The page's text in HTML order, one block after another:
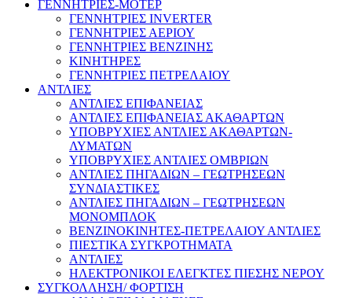
ΓΕΝΝΗΤΡΙΕΣ-ΜΟΤΕΡ
ΓΕΝΝΗΤΡΙΕΣ INVERTER
ΓΕΝΝΗΤΡΙΕΣ ΑΕΡΙΟΥ
ΓΕΝΝΗΤΡΙΕΣ ΒΕΝΖΙΝΗΣ
ΚΙΝΗΤΗΡΕΣ
ΓΕΝΝΗΤΡΙΕΣ ΠΕΤΡΕΛΑΙΟΥ
ΑΝΤΛΙΕΣ
ΑΝΤΛΙΕΣ ΕΠΙΦΑΝΕΙΑΣ
ΑΝΤΛΙΕΣ ΕΠΙΦΑΝΕΙΑΣ ΑΚΑΘΑΡΤΩΝ
ΥΠΟΒΡΥΧΙΕΣ ΑΝΤΛΙΕΣ ΑΚΑΘΑΡΤΩΝ-
ΛΥΜΑΤΩΝ
ΥΠΟΒΡΥΧΙΕΣ ΑΝΤΛΙΕΣ ΟΜΒΡΙΩΝ
ΑΝΤΛΙΕΣ ΠΗΓΑΔΙΩΝ – ΓΕΩΤΡΗΣΕΩΝ
ΣΥΝΔΙΑΣΤΙΚΕΣ
ΑΝΤΛΙΕΣ ΠΗΓΑΔΙΩΝ – ΓΕΩΤΡΗΣΕΩΝ
ΜΟΝΟΜΠΛΟΚ
ΒΕΝΖΙΝΟΚΙΝΗΤΕΣ-ΠΕΤΡΕΛΑΙΟΥ ΑΝΤΛΙΕΣ
ΠΙΕΣΤΙΚΑ ΣΥΓΚΡΟΤΗΜΑΤΑ
ΑΝΤΛΙΕΣ
ΗΛΕΚΤΡΟΝΙΚΟΙ ΕΛΕΓΚΤΕΣ ΠΙΕΣΗΣ ΝΕΡΟΥ
ΣΥΓΚΟΛΛΗΣΗ/ ΦΟΡΤΙΣΗ